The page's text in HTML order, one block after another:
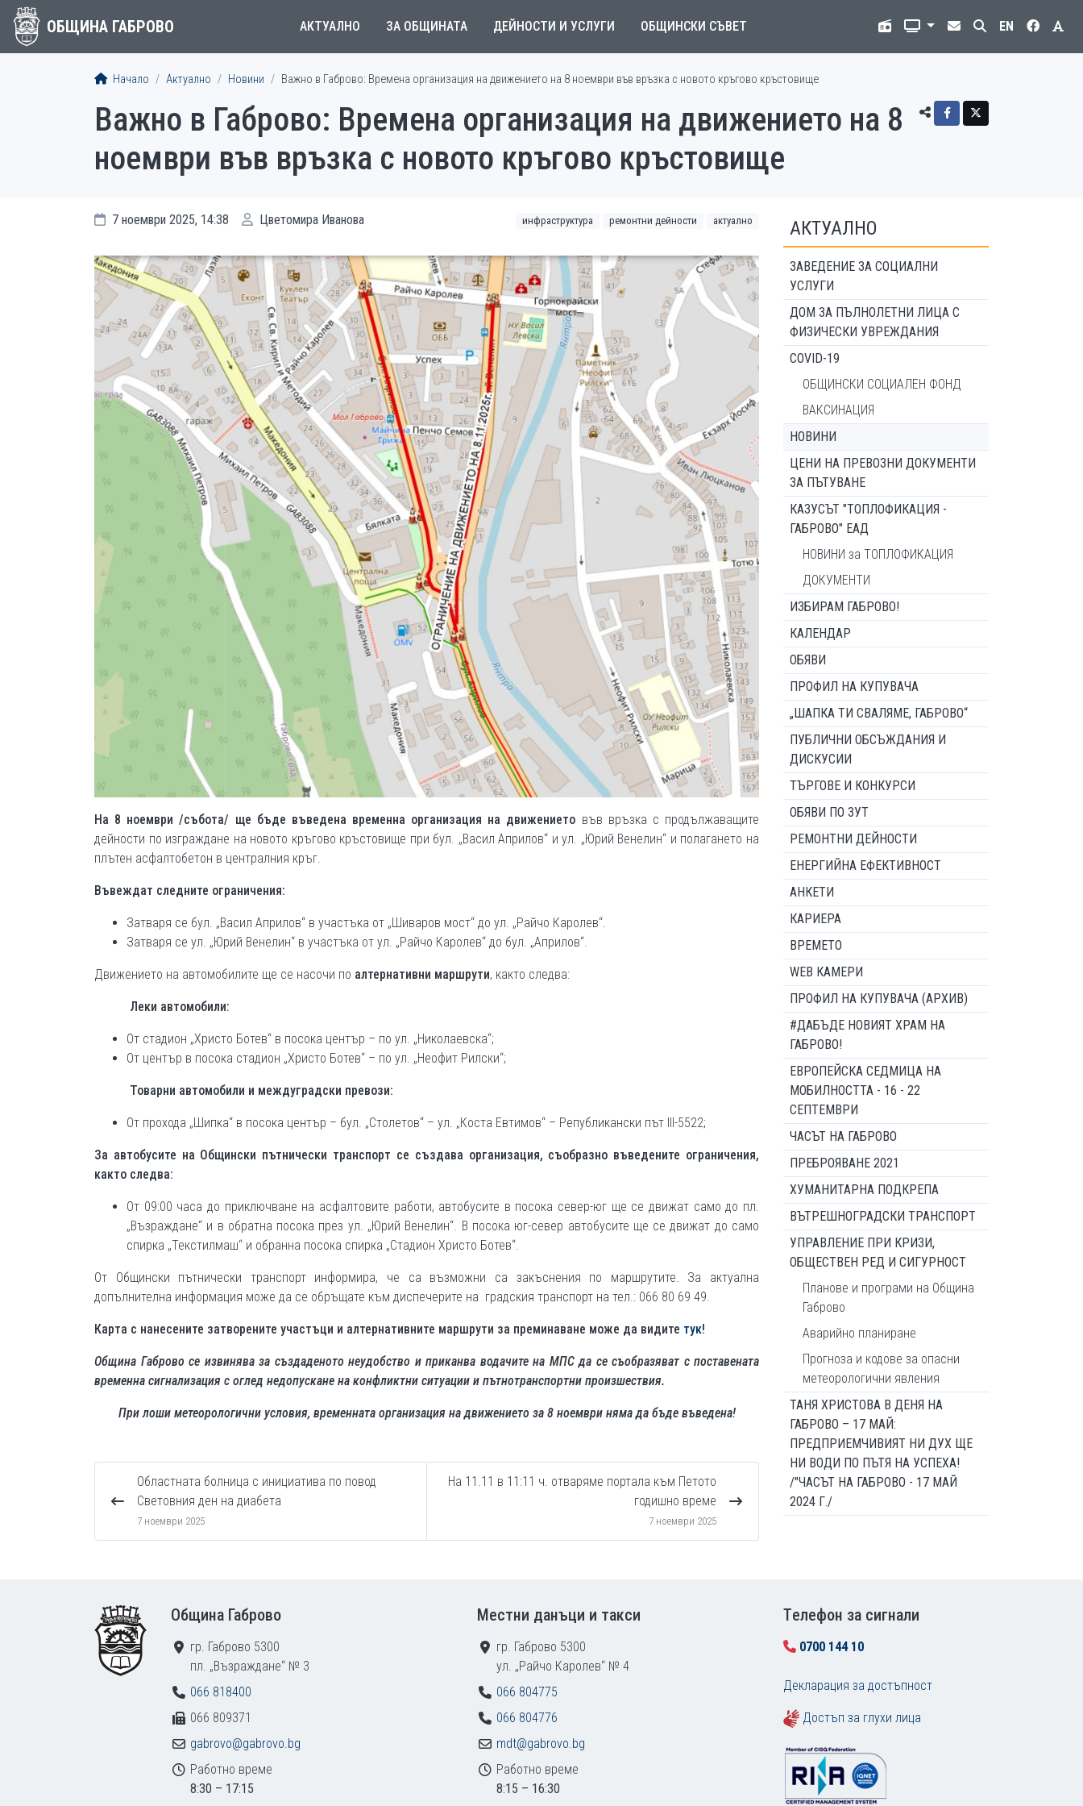
ОБЩИНА ГАБРОВО АКТУАЛНО ЗА ОБЩИНАТА ДЕЙНОСТИ И УСЛУГИ ОБЩИНСКИ СЪВЕТ EN
Начало Актуално Новини Важно в Габрово: Времена организация на движението на 8 ноември във връзка с новото кръгово кръстовище
Важно в Габрово: Времена организация на движението на 8
ноември във връзка с новото кръгово кръстовище
7 ноември 2025, 14:38 Цветомира Иванова инфраструктура ремонтни дейности актуално
На 8 ноември /събота/ ще бъде въведена временна организация на движението във връзка с продължаващите
дейности по изграждане на новото кръгово кръстовище при бул. „Васил Априлов“ и ул. „Юрий Венелин“ и полагането на
плътен асфалтобетон в централния кръг.
Въвеждат следните ограничения:
Затваря се бул. „Васил Априлов“ в участъка от „Шиваров мост“ до ул. „Райчо Каролев“.
Затваря се ул. „Юрий Венелин“ в участъка от ул. „Райчо Каролев“ до бул. „Априлов“.
Движението на автомобилите ще се насочи по алтернативни маршрути, както следва:
Леки автомобили:
От стадион „Христо Ботев“ в посока център – по ул. „Николаевска“;
От център в посока стадион „Христо Ботев“ – по ул. „Неофит Рилски“;
Товарни автомобили и междуградски превози:
От прохода „Шипка“ в посока център – бул. „Столетов“ – ул. „Коста Евтимов“ – Републикански път III-5522;
За автобусите на Общински пътнически транспорт се създава организация, съобразно въведените ограничения,
както следва:
От 09:00 часа до приключване на асфалтовите работи, автобусите в посока север-юг ще се движат само до пл.
„Възраждане“ и в обратна посока през ул. „Юрий Венелин“. В посока юг-север автобусите ще се движат до само
спирка „Текстилмаш“ и обранна посока спирка „Стадион Христо Ботев“.
От Общински пътнически транспорт информира, че са възможни са закъснения по маршрутите. За актуална
допълнителна информация може да се обръщате към диспечерите на градския транспорт на тел.: 066 80 69 49.
Карта с нанесените затворените участъци и алтернативните маршрути за преминаване може да видите тук!
Община Габрово се извинява за създаденото неудобство и приканва водачите на МПС да се съобразяват с поставената
временна сигнализация с оглед недопускане на конфликтни ситуации и пътнотранспортни произшествия.
При лоши метеорологични условия, временната организация на движението за 8 ноември няма да бъде въведена!
Областната болница с инициатива по повод
Световния ден на диабета
7 ноември 2025
На 11.11 в 11:11 ч. отваряме портала към Петото
годишно време
7 ноември 2025
АКТУАЛНО
ЗАВЕДЕНИЕ ЗА СОЦИАЛНИ
УСЛУГИ
ДОМ ЗА ПЪЛНОЛЕТНИ ЛИЦА С
ФИЗИЧЕСКИ УВРЕЖДАНИЯ
COVID-19
ОБЩИНСКИ СОЦИАЛЕН ФОНД
ВАКСИНАЦИЯ
НОВИНИ
ЦЕНИ НА ПРЕВОЗНИ ДОКУМЕНТИ
ЗА ПЪТУВАНЕ
КАЗУСЪТ "ТОПЛОФИКАЦИЯ -
ГАБРОВО" ЕАД
НОВИНИ за ТОПЛОФИКАЦИЯ
ДОКУМЕНТИ
ИЗБИРАМ ГАБРОВО!
КАЛЕНДАР
ОБЯВИ
ПРОФИЛ НА КУПУВАЧА
„ШАПКА ТИ СВАЛЯМЕ, ГАБРОВО“
ПУБЛИЧНИ ОБСЪЖДАНИЯ И
ДИСКУСИИ
ТЪРГОВЕ И КОНКУРСИ
ОБЯВИ ПО ЗУТ
РЕМОНТНИ ДЕЙНОСТИ
ЕНЕРГИЙНА ЕФЕКТИВНОСТ
АНКЕТИ
КАРИЕРА
ВРЕМЕТО
WEB КАМЕРИ
ПРОФИЛ НА КУПУВАЧА (АРХИВ)
#ДАБЪДЕ НОВИЯТ ХРАМ НА
ГАБРОВО!
ЕВРОПЕЙСКА СЕДМИЦА НА
МОБИЛНОСТТА - 16 - 22
СЕПТЕМВРИ
ЧАСЪТ НА ГАБРОВО
ПРЕБРОЯВАНЕ 2021
ХУМАНИТАРНА ПОДКРЕПА
ВЪТРЕШНОГРАДСКИ ТРАНСПОРТ
УПРАВЛЕНИЕ ПРИ КРИЗИ,
ОБЩЕСТВЕН РЕД И СИГУРНОСТ
Планове и програми на Община
Габрово
Аварийно планиране
Прогноза и кодове за опасни
метеорологични явления
ТАНЯ ХРИСТОВА В ДЕНЯ НА
ГАБРОВО – 17 МАЙ:
ПРЕДПРИЕМЧИВИЯТ НИ ДУХ ЩЕ
НИ ВОДИ ПО ПЪТЯ НА УСПЕХА!
/"ЧАСЪТ НА ГАБРОВО - 17 МАЙ
2024 Г./
Община Габрово
гр. Габрово 5300
пл. „Възраждане“ № 3
066 818400
066 809371
gabrovo@gabrovo.bg
Работно време
8:30 – 17:15
Местни данъци и такси
гр. Габрово 5300
ул. „Райчо Каролев“ № 4
066 804775
066 804776
mdt@gabrovo.bg
Работно време
8:15 – 16:30
Tелефон за сигнали
0700 144 10
Декларация за достъпност
Достъп за глухи лица